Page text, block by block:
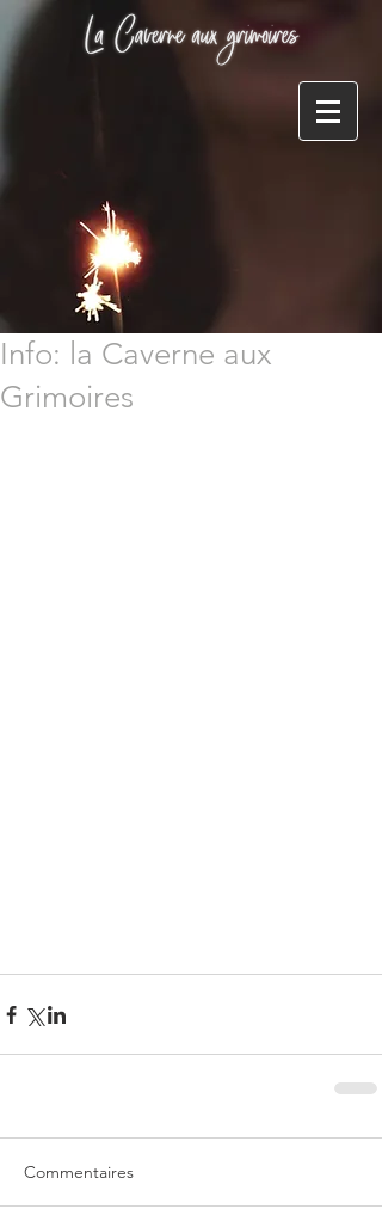
Info: la Caverne aux
Grimoires
Commentaires